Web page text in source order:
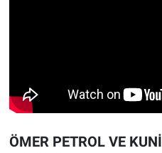
ÖMER PETROL VE